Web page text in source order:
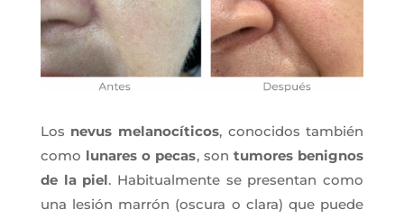
Los nevus melanocíticos, conocidos también
como lunares o pecas, son tumores benignos
de la piel. Habitualmente se presentan como
una lesión marrón (oscura o clara) que puede